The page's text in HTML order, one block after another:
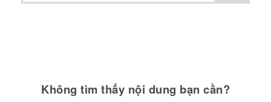
Không tìm thấy nội dung bạn cần?